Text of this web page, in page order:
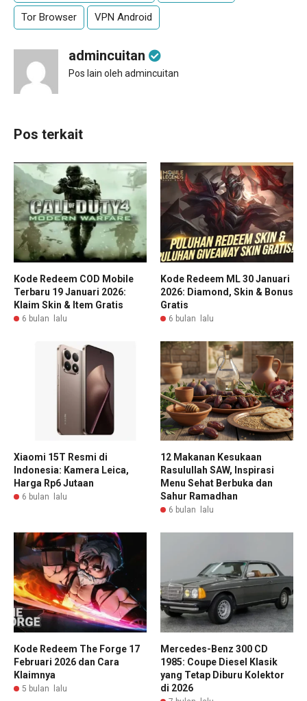
Tor Browser VPN Android
admincuitan
Pos lain oleh admincuitan
Pos terkait
Kode Redeem COD Mobile
Terbaru 19 Januari 2026:
Klaim Skin & Item Gratis
6 bulan lalu
Kode Redeem ML 30 Januari
2026: Diamond, Skin & Bonus
Gratis
6 bulan lalu
Xiaomi 15T Resmi di
Indonesia: Kamera Leica,
Harga Rp6 Jutaan
6 bulan lalu
12 Makanan Kesukaan
Rasulullah SAW, Inspirasi
Menu Sehat Berbuka dan
Sahur Ramadhan
6 bulan lalu
Kode Redeem The Forge 17
Februari 2026 dan Cara
Klaimnya
5 bulan lalu
Mercedes-Benz 300 CD
1985: Coupe Diesel Klasik
yang Tetap Diburu Kolektor
di 2026